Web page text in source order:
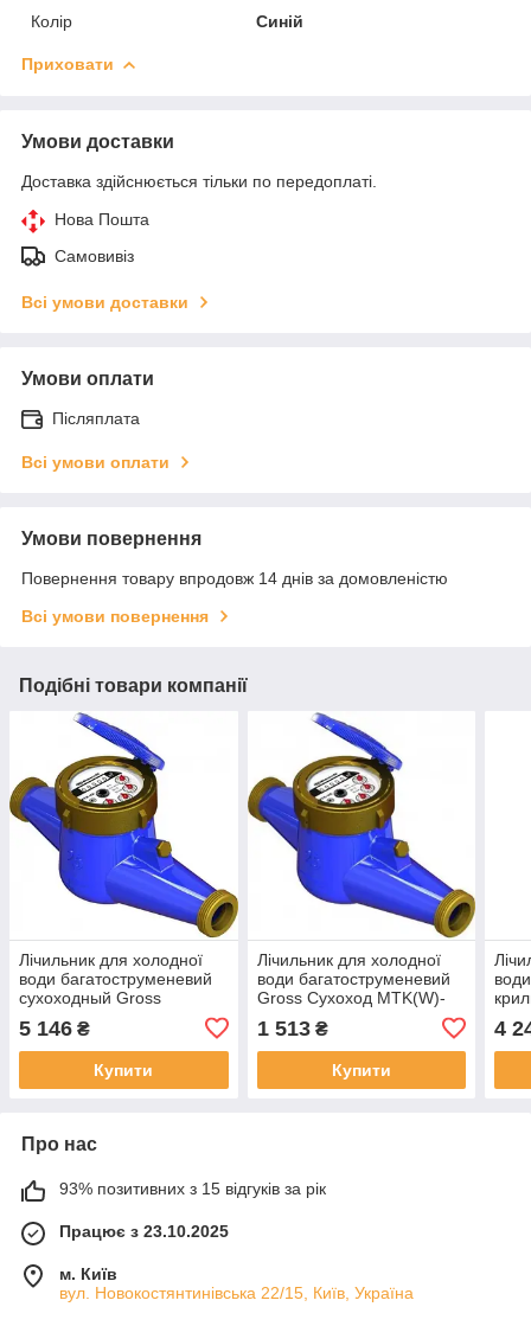
Колір
Синій
Приховати
Умови доставки
Доставка здійснюється тільки по передоплаті.
Нова Пошта
Самовивіз
Всі умови доставки
Умови оплати
Післяплата
Всі умови оплати
Умови повернення
Повернення товару впродовж 14 днів за домовленістю
Всі умови повернення
Подібні товари компанії
Лічильник для холодної
води багатоструменевий
сухоходный Gross
5 146 ₴
Купити
Лічильник для холодної
води багатоструменевий
Gross Сухоход MTK(W)-
1 513₴
Купити
4
Про нас
93% позитивних з 15 відгуків за рік
Працює з 23.10.2025
м. Київ
вул. Новокостянтинівська 22/15, Київ, Україна